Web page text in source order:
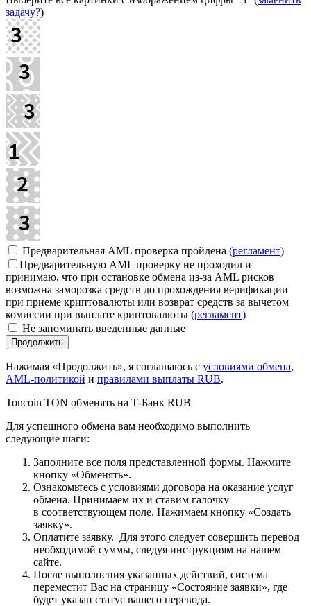
задачу?)
Предварительная AML проверка пройдена (регламент)
Предварительную AML проверку не проходил и
принимаю, что при остановке обмена из-за AML рисков
возможна заморозка средств до прохождения верификации
при приеме криптовалюты или возврат средств за вычетом
комиссии при выплате криптовалюты (регламент)
Не запоминать введенные данные
Нажимая «Продолжить», я соглашаюсь с условиями обмена,
AML-политикой и правилами выплаты RUB.
Toncoin TON обменять на Т-Банк RUB
Для успешного обмена вам необходимо выполнить
следующие шаги:
Заполните все поля представленной формы. Нажмите
кнопку «Обменять».
Ознакомьтесь с условиями договора на оказание услуг
обмена. Принимаем их и ставим галочку
в соответствующем поле. Нажимаем кнопку «Создать
заявку».
Оплатите заявку. Для этого следует совершить перевод
необходимой суммы, следуя инструкциям на нашем
сайте.
После выполнения указанных действий, система
переместит Вас на страницу «Состояние заявки», где
будет указан статус вашего перевода.